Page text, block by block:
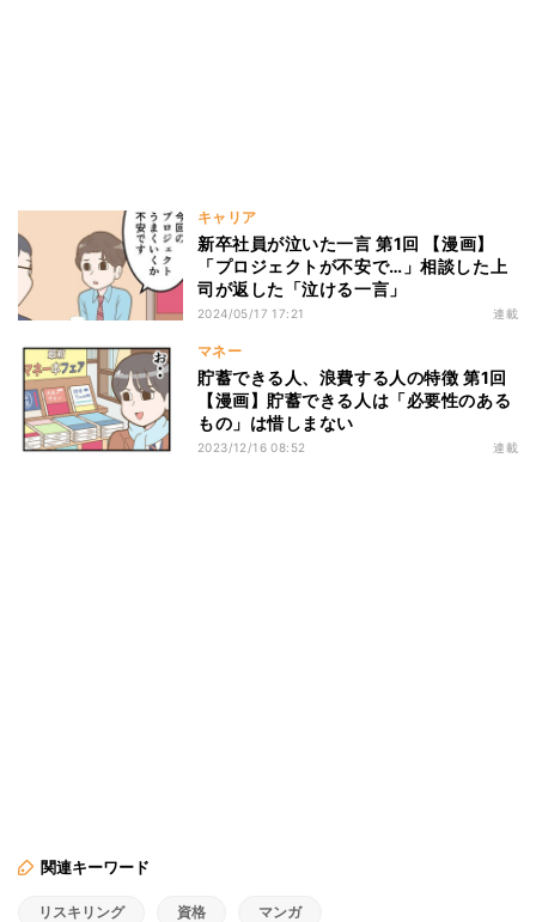
キャリア
新卒社員が泣いた一言 第1回 【漫画】
「プロジェクトが不安で…」相談した上
司が返した「泣ける一言」
2024/05/17 17:21 連載
マネー
貯蓄できる人、浪費する人の特徴 第1回
【漫画】貯蓄できる人は「必要性のある
もの」は惜しまない
2023/12/16 08:52 連載
関連キーワード
リスキリング 資格 マンガ